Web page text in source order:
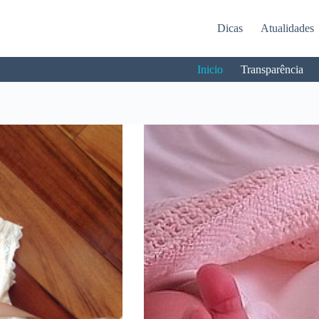
Dicas Atualidades
Inicio Transparência